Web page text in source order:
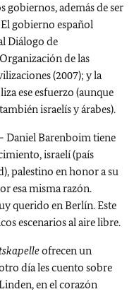
gobiernos, además de ser
gobierno español
Diálogo de
de las
(2007); y la
ese esfuerzo (aunque
israelís y árabes).
Daniel Barenboim tiene
israelí (país
palestino en honor a su
esa misma razón.
querido en Berlín. Este
escenarios al aire libre.
ofrecen un
día les cuento sobre
en el corazón